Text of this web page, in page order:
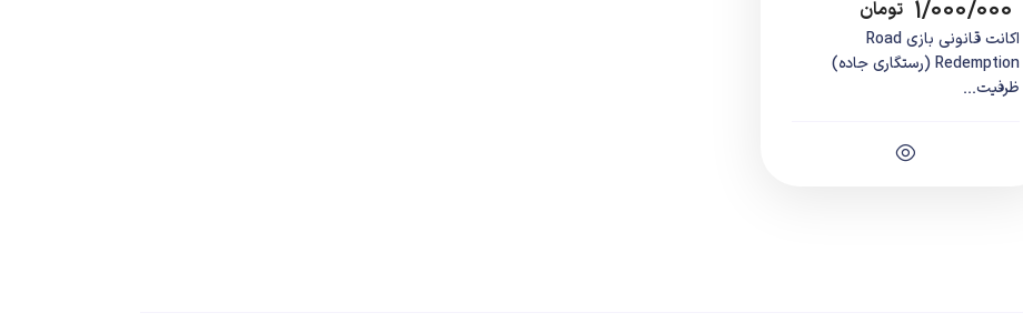
۱/۰۰۰/۰۰۰ تومان
اکانت قانونی بازی Road
Redemption (رستگاری جاده)
ظرفیت...